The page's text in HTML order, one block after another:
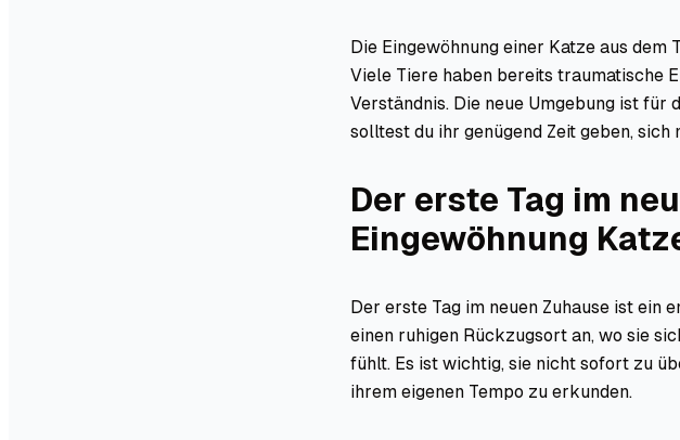
Die Eingewöhnung einer Katze aus
Viele Tiere haben bereits traumatische
Verständnis. Die neue Umgebung ist für
solltest du ihr genügend Zeit geben,
Der erste Tag im
Eingewöhnung
Der erste Tag im neuen Zuhause ist ein
einen ruhigen Rückzugsort an, wo sie
fühlt. Es ist wichtig, sie nicht sofort zu
ihrem eigenen Tempo zu erkunden.